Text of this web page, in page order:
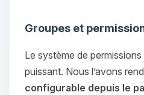
Groupes et
Le système de
puissant. Nous l’avons
configurable depuis le